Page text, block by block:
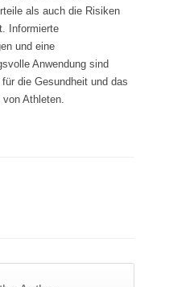
als auch die Risiken
Informierte
und eine
Anwendung sind
die Gesundheit und das
von Athleten.